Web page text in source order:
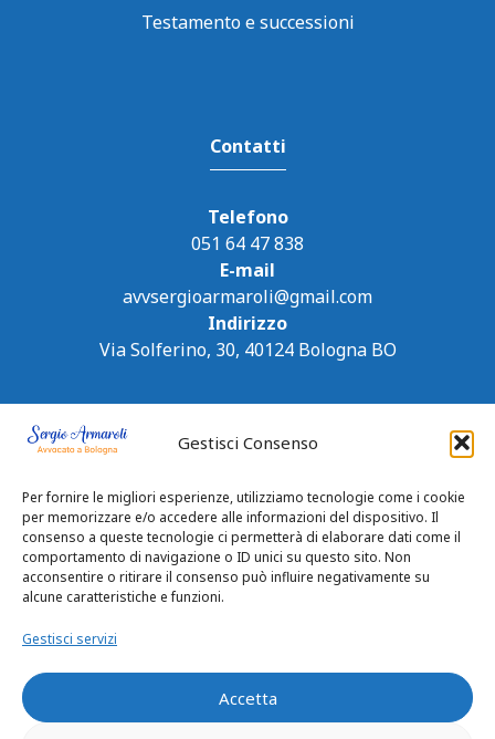
Gestisci Consenso
Per fornire le migliori esperienze, utilizziamo tecnologie come i cookie
per memorizzare e/o accedere alle informazioni del dispositivo. Il
consenso a queste tecnologie ci permetterà di elaborare dati come il
comportamento di navigazione o ID unici su questo sito. Non
acconsentire o ritirare il consenso può influire negativamente su
alcune caratteristiche e funzioni.
Gestisci servizi
Accetta
Testamento e successioni
Contatti
Telefono
051 64 47 838
E-mail
avvsergioarmaroli@gmail.com
Indirizzo
Via Solferino, 30, 40124 Bologna BO